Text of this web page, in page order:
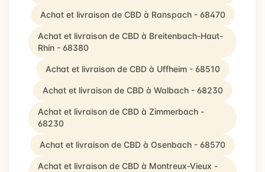
Achat et livraison de CBD à Ranspach - 68470
Achat et livraison de CBD à Breitenbach-Haut-
Rhin - 68380
Achat et livraison de CBD à Uffheim - 68510
Achat et livraison de CBD à Walbach - 68230
Achat et livraison de CBD à Zimmerbach -
68230
Achat et livraison de CBD à Osenbach - 68570
Achat et livraison de CBD à Montreux-Vieux -